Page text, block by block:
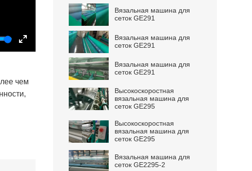
Enter
чем
Вязальная машина для
сеток GE291
Вязальная машина для
сеток GE291
Вязальная машина для
сеток GE291
Высокоскоростная
вязальная машина для
сеток GE295
Высокоскоростная
вязальная машина для
сеток GE295
Вязальная машина для
сеток GE2295-2